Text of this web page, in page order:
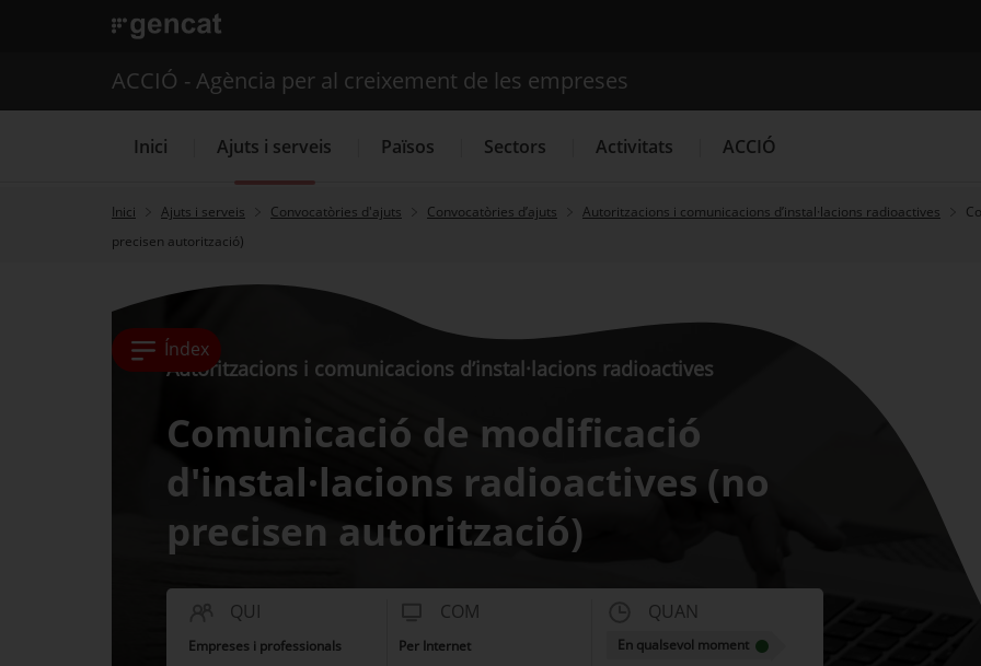
. Obre en una nova finestra.
Cercador
ACCIÓ - Agència per al creixement de les empreses
Inici Ajuts i serveis Països Sectors Activitats ACCIÓ
Inici Ajuts i serveis Convocatòries d'ajuts Convocatòries d’ajuts Autoritzacions i comunicacions d’instal·lacions radioactives
precisen autorització)
Índex
Autoritzacions i comunicacions d’instal·lacions radioactives
Comunicació de modificació
d'instal·lacions radioactives (no
precisen autorització)
QUI
Empreses i professionals
COM
Per Internet
QUAN
En qualsevol moment